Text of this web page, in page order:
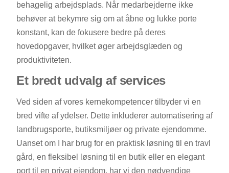
behagelig arbejdsplads. Når medarbejderne ikke
behøver at bekymre sig om at åbne og lukke porte
konstant, kan de fokusere bedre på deres
hovedopgaver, hvilket øger arbejdsglæden og
produktiviteten.
Et bredt udvalg af services
Ved siden af vores kernekompetencer tilbyder vi en
bred vifte af ydelser. Dette inkluderer automatisering af
landbrugsporte, butiksmiljøer og private ejendomme.
Uanset om I har brug for en praktisk løsning til en travl
gård, en fleksibel løsning til en butik eller en elegant
port til en privat ejendom, har vi den nødvendige